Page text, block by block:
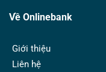
Về Onlinebank
Giới thiệu
Liên hệ